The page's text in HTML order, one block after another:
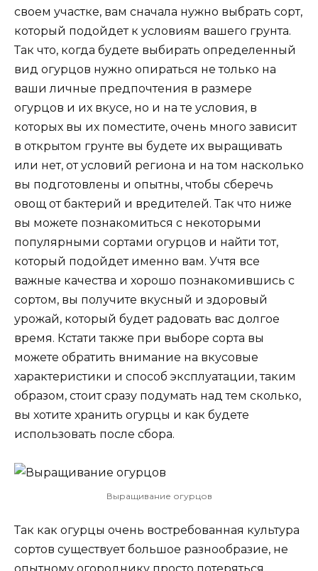
своем участке, вам сначала нужно выбрать сорт,
который подойдет к условиям вашего грунта.
Так что, когда будете выбирать определенный
вид огурцов нужно опираться не только на
ваши личные предпочтения в размере
огурцов и их вкусе, но и на те условия, в
которых вы их поместите, очень много зависит
в открытом грунте вы будете их выращивать
или нет, от условий региона и на том насколько
вы подготовлены и опытны, чтобы сберечь
овощ от бактерий и вредителей. Так что ниже
вы можете познакомиться с некоторыми
популярными сортами огурцов и найти тот,
который подойдет именно вам. Учтя все
важные качества и хорошо познакомившись с
сортом, вы получите вкусный и здоровый
урожай, который будет радовать вас долгое
время. Кстати также при выборе сорта вы
можете обратить внимание на вкусовые
характеристики и способ эксплуатации, таким
образом, стоит сразу подумать над тем сколько,
вы хотите хранить огурцы и как будете
использовать после сбора.
Выращивание огурцов
Так как огурцы очень востребованная культура
сортов существует большое разнообразие, не